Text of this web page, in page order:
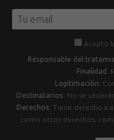
Acepto
Responsable del
Finalidad :
Legitimación:
Destinatarios: No se
Derechos: Tiene derecho a
como otros derechos,